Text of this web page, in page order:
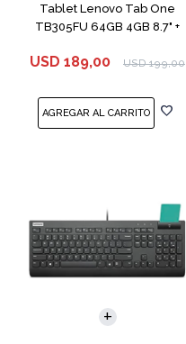
Tablet Lenovo Tab One
TB305FU 64GB 4GB 8.7" +
USD 189,00 USD 199,00